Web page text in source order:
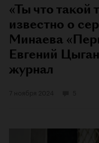
«Ты что такой
известно о
Минаева
Евгений
журнал